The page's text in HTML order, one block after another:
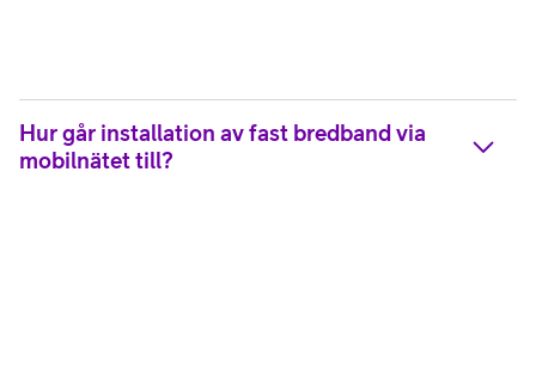
Hur går installation av fast bredband via
mobilnätet till?